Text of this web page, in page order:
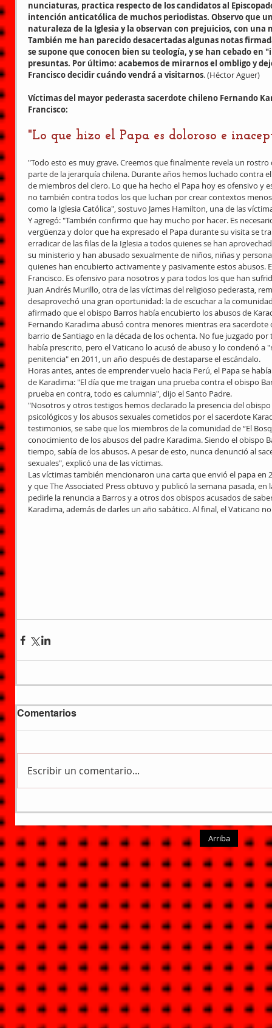
nunciaturas, practica respecto de los candidatos al
intención anticatólica de muchos periodistas. Observo que
naturaleza de la Iglesia y la observan con prejuicios, con
También me han parecido desacertadas algunas notas
se supone que conocen bien su teología, y se han cebado en
presuntas. Por último: acabemos de mirarnos el ombligo y
Francisco decidir cuándo vendrá a visitarnos. (Héctor Aguer)
Víctimas del mayor pederasta sacerdote chileno Fernando
Francisco:
"Lo que hizo el Papa es doloroso e
"Todo esto es muy grave. Creemos que finalmente revela un
parte de la jerarquía chilena. Durante años hemos luchado contra
de miembros del clero. Lo que ha hecho el Papa hoy es ofensivo y
no también contra todos los que luchan por crear contextos
como la Iglesia Católica", sostuvo James Hamilton, una de las
Y agregó: "También confirmo que hay mucho por hacer. Es
vergüenza y dolor que ha expresado el Papa durante su visita se
erradicar de las filas de la Iglesia a todos quienes se han
su ministerio y han abusado sexualmente de niños, niñas y
quienes han encubierto activamente y pasivamente estos abusos.
Francisco. Es ofensivo para nosotros y para todos los que han
Juan Andrés Murillo, otra de las víctimas del religioso pederasta,
desaprovechó una gran oportunidad: la de escuchar a la
afirmado que el obispo Barros había encubierto los abusos de
Fernando Karadima abusó contra menores mientras era
barrio de Santiago en la década de los ochenta. No fue juzgado
había prescrito, pero el Vaticano lo acusó de abuso y lo condenó a
penitencia" en 2011, un año después de destaparse el escándalo.
Horas antes, antes de emprender vuelo hacia Perú, el Papa se
de Karadima: "El día que me traigan una prueba contra el obispo
prueba en contra, todo es calumnia", dijo el Santo Padre.
"Nosotros y otros testigos hemos declarado la presencia del
psicológicos y los abusos sexuales cometidos por el sacerdote
testimonios, se sabe que los miembros de la comunidad de “El
conocimiento de los abusos del padre Karadima. Siendo el obispo
tiempo, sabía de los abusos. A pesar de esto, nunca denunció al
sexuales", explicó una de las víctimas.
Las víctimas también mencionaron una carta que envió el papa en
y que The Associated Press obtuvo y publicó la semana pasada,
pedirle la renuncia a Barros y a otros dos obispos acusados de
Karadima, además de darles un año sabático. Al final, el Vaticano
Comentarios
Escribir un comentario...
Arriba